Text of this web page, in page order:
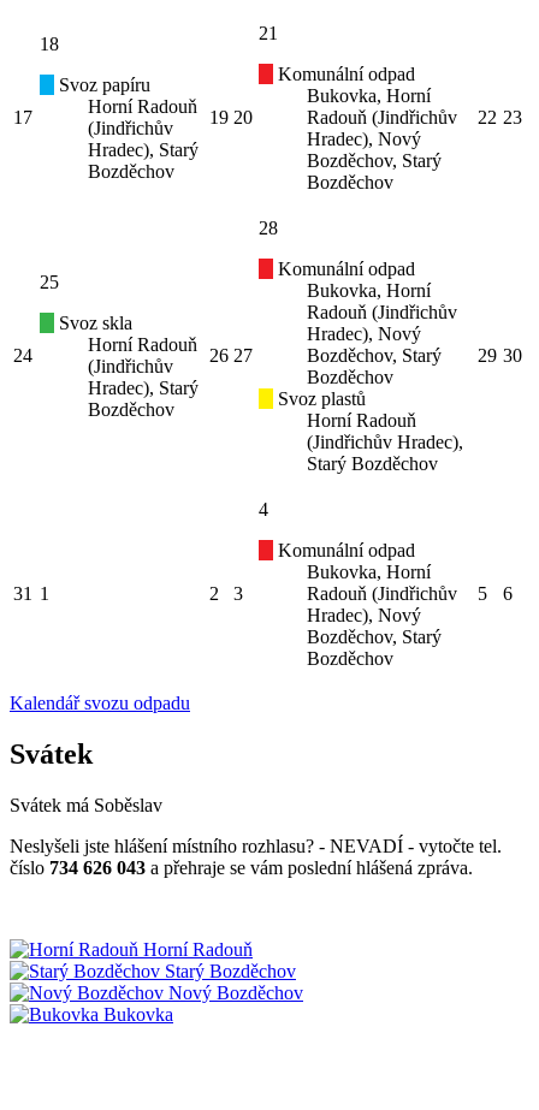
17
18
Svoz papíru
Horní Radouň
(Jindřichův
Hradec), Starý
Bozděchov
19 20
21
Komunální odpad
Bukovka, Horní
Radouň (Jindřichův
Hradec), Nový
Bozděchov, Starý
Bozděchov
22 23
24
25
Svoz skla
Horní Radouň
(Jindřichův
Hradec), Starý
Bozděchov
26 27
28
Komunální odpad
Bukovka, Horní
Radouň (Jindřichův
Hradec), Nový
Bozděchov, Starý
Bozděchov
Svoz plastů
Horní Radouň
(Jindřichův Hradec),
Starý Bozděchov
29 30
31 1 2 3
4
Komunální odpad
Bukovka, Horní
Radouň (Jindřichův
Hradec), Nový
Bozděchov, Starý
Bozděchov
5 6
Kalendář svozu odpadu
Svátek
Svátek má Soběslav
Neslyšeli jste hlášení místního rozhlasu? - NEVADÍ - vytočte tel.
číslo 734 626 043 a přehraje se vám poslední hlášená zpráva.
Horní Radouň
Starý Bozděchov
Nový Bozděchov
Bukovka